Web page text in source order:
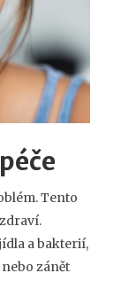
Tento
a bakterií,
zánět